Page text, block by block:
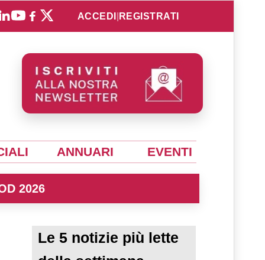
ACCEDI REGISTRATI
ANNUARI EVENTI
2026
Le 5 notizie più lette